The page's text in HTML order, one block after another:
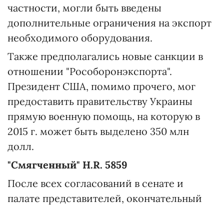
частности, могли быть введены
дополнительные ограничения на экспорт
необходимого оборудования.
Также предполагались новые санкции в
отношении "Рособоронэкспорта".
Президент США, помимо прочего, мог
предоставить правительству Украины
прямую военную помощь, на которую в
2015 г. может быть выделено 350 млн
долл.
"Смягченный" H.R. 5859
После всех согласований в сенате и
палате представителей, окончательный